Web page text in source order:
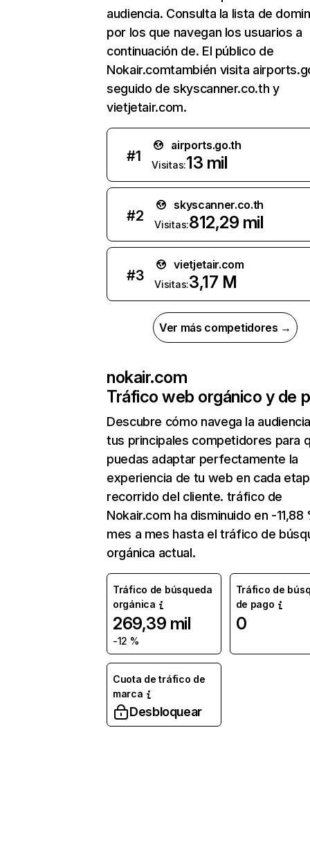
audiencia. Consulta la lista de
por los que navegan los usuarios a
continuación de. El público de
Nokair.comtambién visita
seguido de skyscanner.co.th y
vietjetair.com.
#1
airports.go.th
Visitas:13 mil
#2
skyscanner.co.th
Visitas:812,29 mil
#3
vietjetair.com
Visitas:3,17 M
Ver más competidores →
nokair.com
Tráfico web orgánico y de
Descubre cómo navega la
tus principales competidores para
puedas adaptar perfectamente la
experiencia de tu web en cada
recorrido del cliente. tráfico de
Nokair.com ha disminuido en -11,88
mes a mes hasta el tráfico de
orgánica actual.
Tráfico de búsqueda
orgánica
269,39 mil
-12 %
Tráfico de
de pago
0
Cuota de tráfico de
marca
Desbloquear